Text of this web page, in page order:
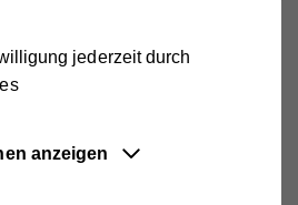
2016 vor.
der mobilen Dienste kann
Katastrophe eines
nur rund ein Achtel (!) der
jederzeit durch
anzeigen